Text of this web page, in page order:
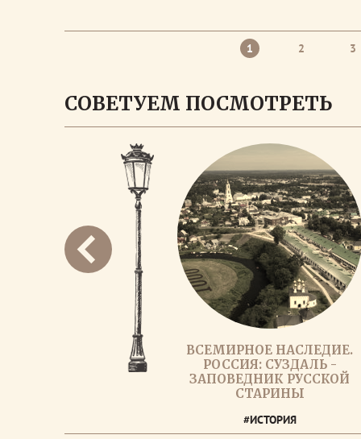
1 2 3
СОВЕТУЕМ ПОСМОТРЕТЬ
ВСЕМИРНОЕ НАСЛЕДИЕ.
РОССИЯ: СУЗДАЛЬ -
ЗАПОВЕДНИК РУССКОЙ
СТАРИНЫ
#ИСТОРИЯ